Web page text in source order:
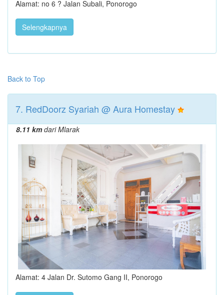
Alamat: no 6 ? Jalan Subali, Ponorogo
Selengkapnya
Back to Top
7. RedDoorz Syariah @ Aura Homestay
8.11 kmdari Mlarak
Alamat: 4 Jalan Dr. Sutomo Gang II, Ponorogo